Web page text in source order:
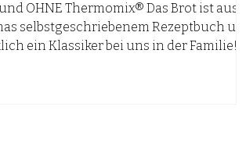
OHNE Thermomix® Das Brot ist aus
selbstgeschriebenem Rezeptbuch und
ein Klassiker bei uns in der Familie! -